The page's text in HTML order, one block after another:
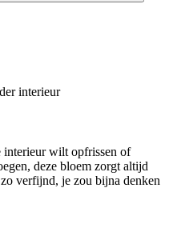
interieur
interieur wilt opfrissen of
deze bloem zorgt altijd
verfijnd, je zou bijna denken